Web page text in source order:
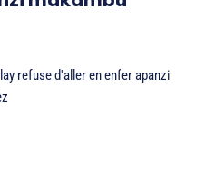
refuse d'aller en enfer apanzi